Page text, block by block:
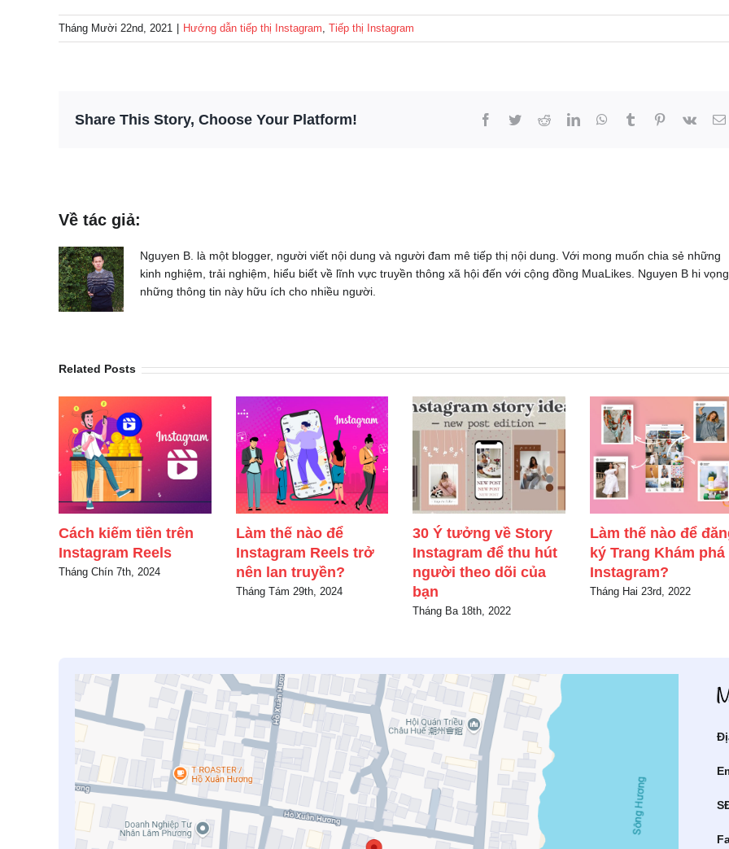
Tháng Mười 22nd, 2021 Hướng dẫn tiếp thị Instagram, Tiếp thị Instagram
Share This Story, Choose Your Platform! Facebook
TwitterRedditLinkedInWhatsApp
Tumblr Pinterest
Vk
Về tác giả:
Nguyen B. là một blogger, người viết nội dung và người đam mê tiếp thị nội dung. Với mong muốn chia sẻ những
kinh nghiệm, trải nghiệm, hiểu biết về lĩnh vực truyền thông xã hội đến với cộng đồng MuaLikes. Nguyen B hi vọng
những thông tin này hữu ích cho nhiều người.
Related Posts
Cách kiếm tiền trên
Instagram Reels
Tháng Chín 7th, 2024
Làm thế nào để
Instagram Reels trở
nên lan truyền?
Tháng Tám 29th, 2024
30 Ý tưởng về Story
Instagram để thu hút
người theo dõi của
bạn
Tháng Ba 18th, 2022
Làm thế nào để
ký Trang Khám phá
Instagram?
Tháng Hai 23rd, 2022